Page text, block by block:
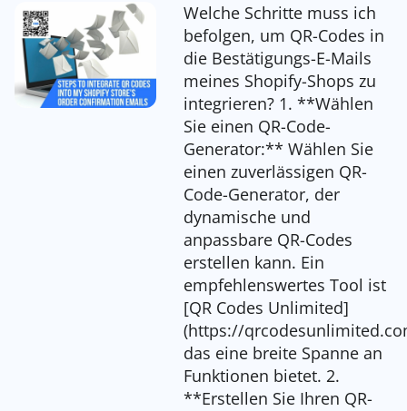
Welche Schritte muss ich
befolgen, um QR-Codes in
die Bestätigungs-E-Mails
meines Shopify-Shops zu
integrieren? 1. **Wählen
Sie einen QR-Code-
Generator:** Wählen Sie
einen zuverlässigen QR-
Code-Generator, der
dynamische und
anpassbare QR-Codes
erstellen kann. Ein
empfehlenswertes Tool ist
[QR Codes Unlimited]
(https://
das eine breite Spanne an
Funktionen bietet. 2.
**Erstellen Sie Ihren QR-